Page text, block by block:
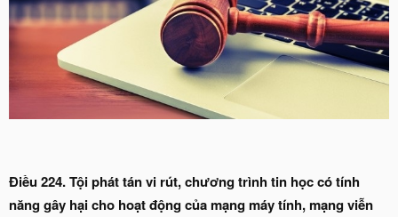
Điều 224. Tội phát tán vi rút, chương trình tin học có tính
năng gây hại cho hoạt động của mạng máy tính, mạng viễn